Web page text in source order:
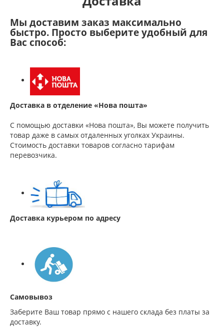
Мы доставим заказ максимально
быстро. Просто выберите удобный для
Вас способ:
Доставка в отделение «Нова пошта»
С помощью доставки «Нова пошта», Вы можете получить
товар даже в самых отдаленных уголках Украины.
Стоимость доставки товаров согласно тарифам
перевозчика.
Доставка курьером по адресу
Самовывоз
Заберите Ваш товар прямо с нашего склада без платы за
доставку.